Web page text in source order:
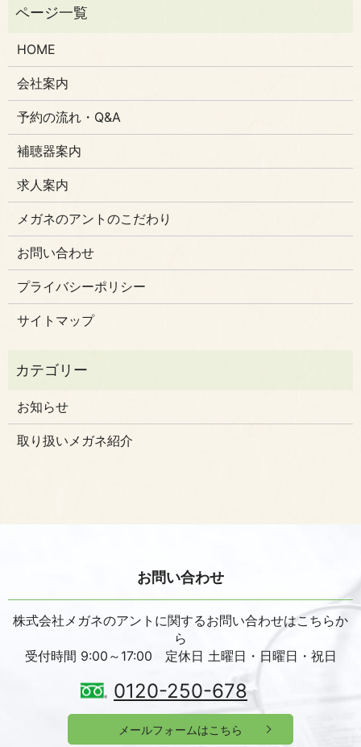
HOME
会社案内
予約の流れ・Q&A
補聴器案内
求人案内
メガネのアントのこだわり
お問い合わせ
プライバシーポリシー
サイトマップ
お知らせ
取り扱いメガネ紹介
お問い合わせ
株式会社メガネのアントに関するお問い合わせはこちらか
ら
受付時間 9:00～17:00 定休日 土曜日・日曜日・祝日
0120-250-678
メールフォームはこちら